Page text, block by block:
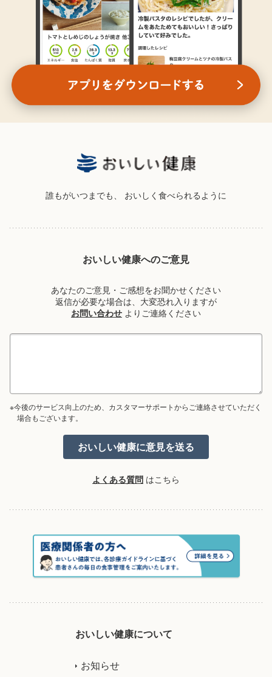
誰もがいつまでも、 おいしく食べられるように
おいしい健康へのご意見
あなたのご意見・ご感想をお聞かせください
返信が必要な場合は、大変恐れ入りますが
お問い合わせ よりご連絡ください
※今後のサービス向上のため、カスタマーサポートからご連絡させていただく
場合もございます。
よくある質問 はこちら
おいしい健康について
お知らせ